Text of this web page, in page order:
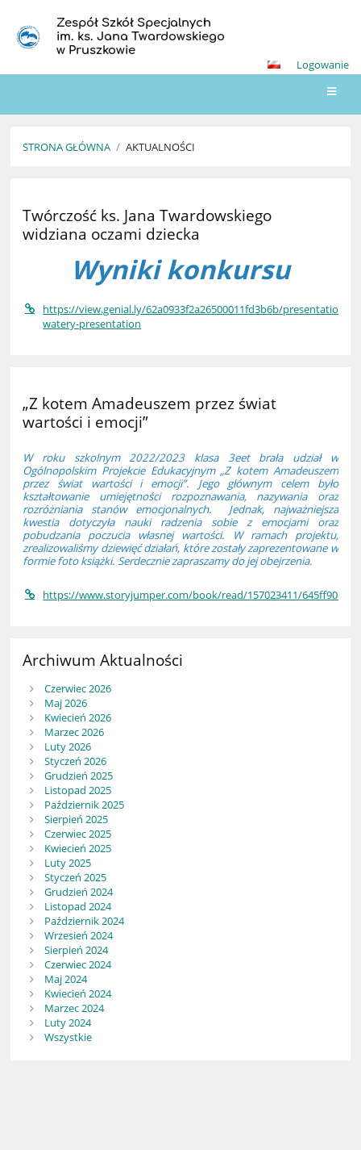
Zespół Szkół Specjalnych
im. ks. Jana Twardowskiego
w Pruszkowie
Logowanie
STRONA GŁÓWNA / AKTUALNOŚCI
Twórczość ks. Jana Twardowskiego
widziana oczami dziecka
Wyniki konkursu
https://view.genial.ly/62a0933f2a26500011fd3b6b/presentation-
watery-presentation
„Z kotem Amadeuszem przez świat
wartości i emocji”
W roku szkolnym 2022/2023 klasa 3eet brała udział w
Ogólnopolskim Projekcie Edukacyjnym „Z kotem Amadeuszem
przez świat wartości i emocji”. Jego głównym celem było
kształtowanie umiejętności rozpoznawania, nazywania oraz
rozróżniania stanów emocjonalnych. Jednak, najważniejsza
kwestia dotyczyła nauki radzenia sobie z emocjami oraz
pobudzania poczucia własnej wartości. W ramach projektu,
zrealizowaliśmy dziewięć działań, które zostały zaprezentowane w
formie foto książki. Serdecznie zapraszamy do jej obejrzenia.
https://www.storyjumper.com/book/read/157023411/
Archiwum Aktualności
Czerwiec 2026
Maj 2026
Kwiecień 2026
Marzec 2026
Luty 2026
Styczeń 2026
Grudzień 2025
Listopad 2025
Październik 2025
Sierpień 2025
Czerwiec 2025
Kwiecień 2025
Luty 2025
Styczeń 2025
Grudzień 2024
Listopad 2024
Październik 2024
Wrzesień 2024
Sierpień 2024
Czerwiec 2024
Maj 2024
Kwiecień 2024
Marzec 2024
Luty 2024
Wszystkie